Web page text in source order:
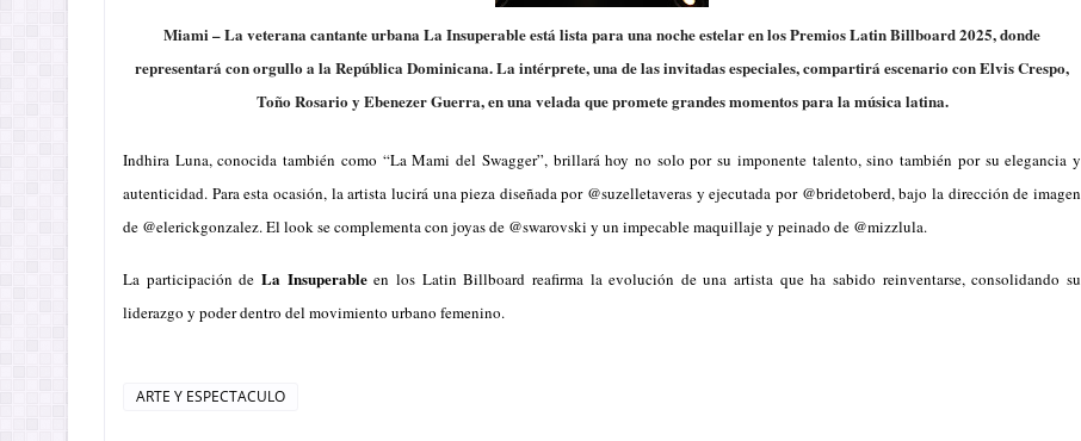
Miami –La veterana cantante urbana La Insuperableestá lista para una noche estelar en los Premios Latin Billboard 2025, donde
representará con orgullo a la República Dominicana. La intérprete, una de las invitadas especiales, compartirá escenario con Elvis Crespo,
Toño Rosario y Ebenezer Guerra, en una velada que promete grandes momentos para la música latina.
Indhira Luna, conocida también como “La Mami del Swagger”, brillará hoy no solo por su imponente talento, sino también por su elegancia y
autenticidad. Para esta ocasión, la artista lucirá una pieza diseñada por @suzelletaveras y ejecutada por @bridetoberd, bajo la dirección de imagen
de @elerickgonzalez. El look se complementa con joyas de @swarovski y un impecable maquillaje y peinado de @mizzlula.
La participación de La Insuperable en los Latin Billboard reafirma la evolución de una artista que ha sabido reinventarse, consolidando su
liderazgo y poder dentro del movimiento urbano femenino.
ARTE Y ESPECTACULO